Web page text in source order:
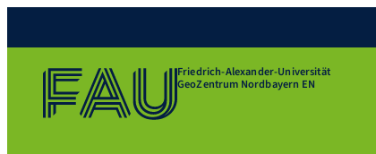
Friedrich-Alexander-Universität
GeoZentrum Nordbayern EN